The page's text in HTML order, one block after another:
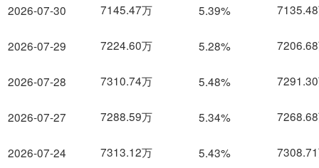
2026-07-30
2026-07-29
2026-07-28
2026-07-27
2026-07-24
7145.47万 5.39%
7224.60万 5.28%
7310.74万 5.48%
7288.59万 5.34%
7313.12万 5.43%